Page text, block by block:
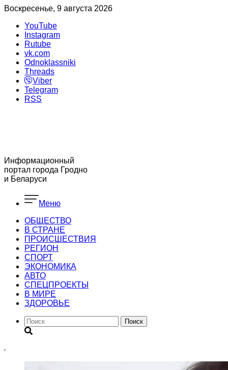
Воскресенье, 9 августа 2026
YouTube
Instagram
Rutube
vk.com
Odnoklassniki
Threads
Viber
Telegram
RSS
Информационный
портал города Гродно
и Беларуси
Меню
ОБЩЕСТВО
В СТРАНЕ
ПРОИСШЕСТВИЯ
РЕГИОН
CПОРТ
ЭКОНОМИКА
АВТО
СПЕЦПРОЕКТЫ
В МИРЕ
ЗДОРОВЬЕ
Поиск